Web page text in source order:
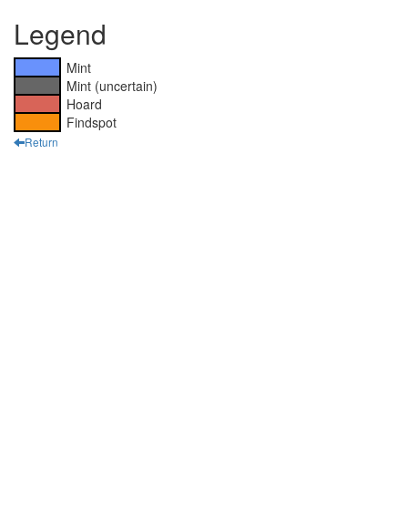
Legend
Mint
Mint (uncertain)
Hoard
Findspot
Return